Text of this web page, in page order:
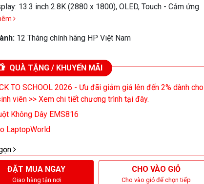
13.3 inch 2.8K (2880 x 1800), OLED, Touch - Cảm ứng
12 Tháng chính hãng HP Việt Nam
QUÀ TẶNG / KHUYẾN MÃI
TO SCHOOL 2026 - Ưu đãi giảm giá lên đến 2% dành cho
viên >> Xem chi tiết chương trình tại đây.
Không Dây EMS816
LaptopWorld
ĐẶT MUA NGAY
Giao hàng tận nơi
CHO VÀO GIỎ
Cho vào giỏ để chọn tiếp